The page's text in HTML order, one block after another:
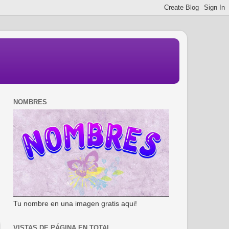
NOMBRES
Tu nombre en una imagen gratis aqui!